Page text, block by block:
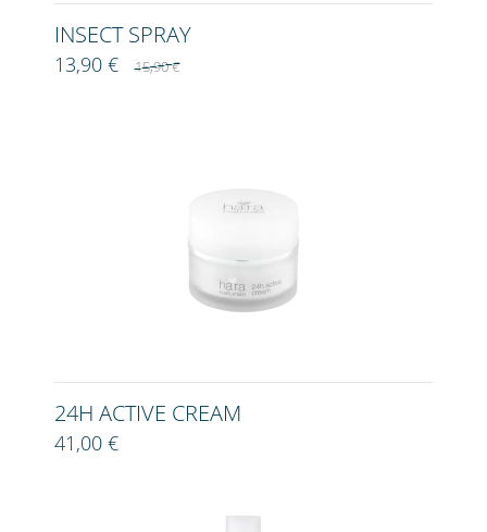
INSECT SPRAY
13,90 €15,90 €
24H ACTIVE CREAM
41,00 €